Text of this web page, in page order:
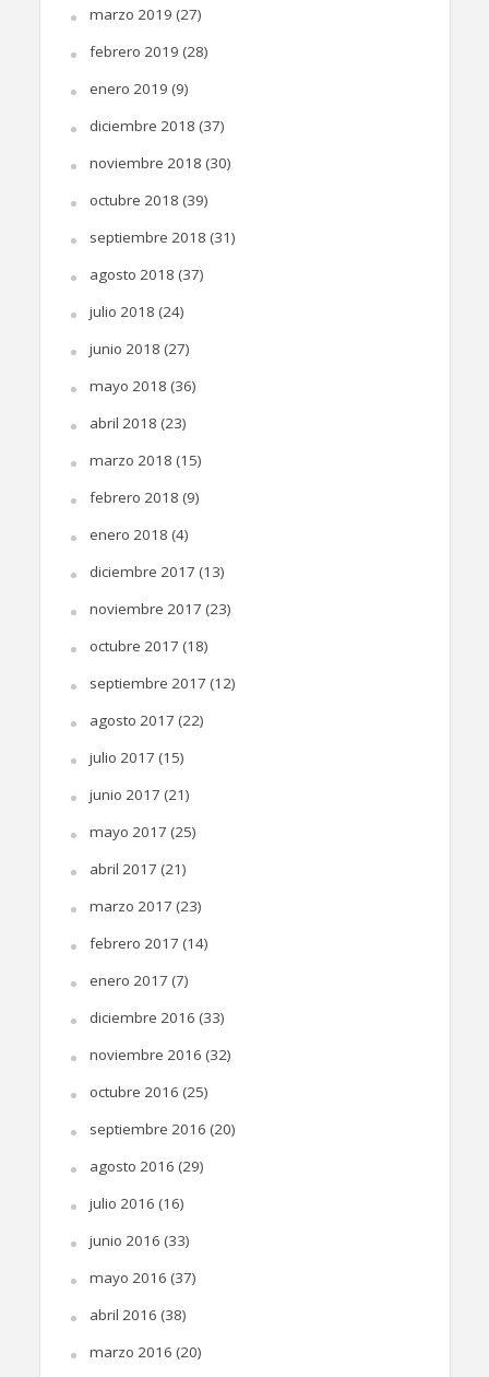
marzo 2019 (27)
febrero 2019 (28)
enero 2019 (9)
diciembre 2018 (37)
noviembre 2018 (30)
octubre 2018 (39)
septiembre 2018 (31)
agosto 2018 (37)
julio 2018 (24)
junio 2018 (27)
mayo 2018 (36)
abril 2018 (23)
marzo 2018 (15)
febrero 2018 (9)
enero 2018 (4)
diciembre 2017 (13)
noviembre 2017 (23)
octubre 2017 (18)
septiembre 2017 (12)
agosto 2017 (22)
julio 2017 (15)
junio 2017 (21)
mayo 2017 (25)
abril 2017 (21)
marzo 2017 (23)
febrero 2017 (14)
enero 2017 (7)
diciembre 2016 (33)
noviembre 2016 (32)
octubre 2016 (25)
septiembre 2016 (20)
agosto 2016 (29)
julio 2016 (16)
junio 2016 (33)
mayo 2016 (37)
abril 2016 (38)
marzo 2016 (20)